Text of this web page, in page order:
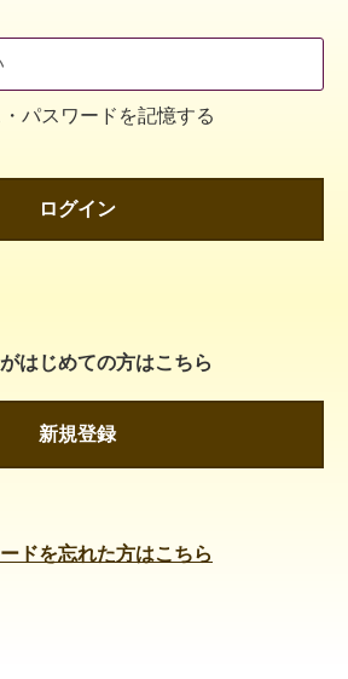
パスワードを記憶する
ログイン
はじめての方はこちら
新規登録
ドを忘れた方はこちら